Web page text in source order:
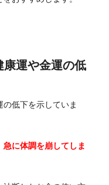
康運や金運の低
低下を示していま
に体調を崩してしま